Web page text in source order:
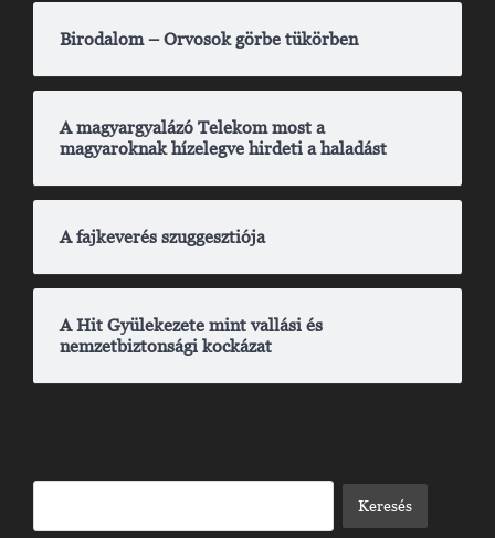
Birodalom – Orvosok görbe tükörben
A magyargyalázó Telekom most a
magyaroknak hízelegve hirdeti a haladást
A fajkeverés szuggesztiója
A Hit Gyülekezete mint vallási és
nemzetbiztonsági kockázat